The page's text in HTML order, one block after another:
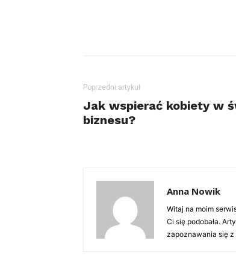
Poprzedni artykuł
Jak wspierać kobiety w
biznesu?
Anna Nowik
Witaj na moim
Ci się podobała.
zapoznawania się